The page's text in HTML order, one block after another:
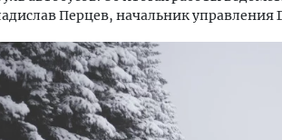
Перцев, начальник